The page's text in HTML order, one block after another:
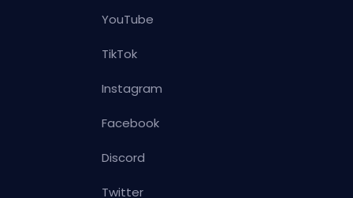
YouTube
TikTok
Instagram
Facebook
Discord
Twitter